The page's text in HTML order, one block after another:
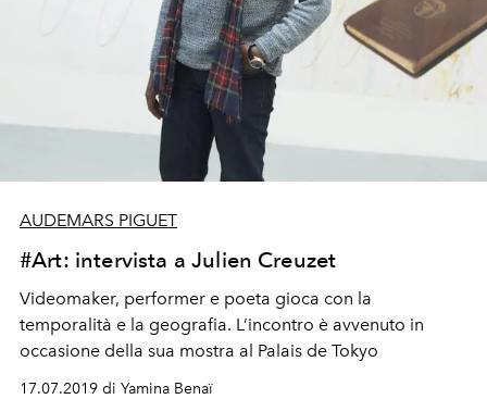
AUDEMARS PIGUET
#Art: intervista a Julien Creuzet
Videomaker, performer e poeta gioca con la
temporalità e la geografia. L’incontro è avvenuto in
occasione della sua mostra al Palais de Tokyo
17.07.2019 di Yamina Benaï